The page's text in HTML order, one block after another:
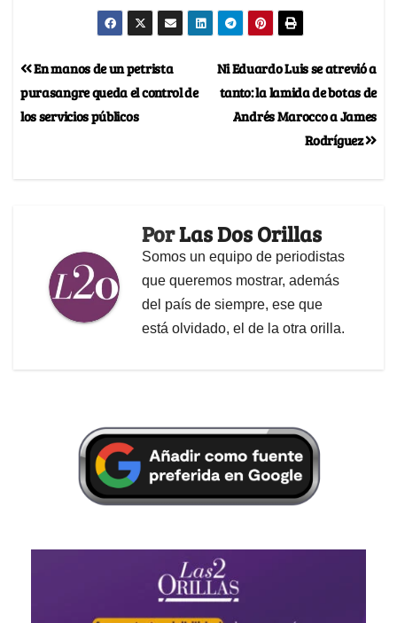
Ni Eduardo Luis se atrevió a
tanto: la lamida de botas de
Andrés Marocco a James
Rodríguez
En manos de un petrista
purasangre queda el control de
los servicios públicos
PorLas Dos Orillas
Somos un equipo de periodistas
que queremos mostrar, además
del país de siempre, ese que
está olvidado, el de la otra orilla.